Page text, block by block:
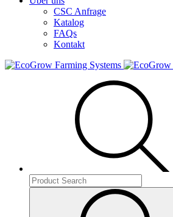
CSC Anfrage
Katalog
FAQs
Kontakt